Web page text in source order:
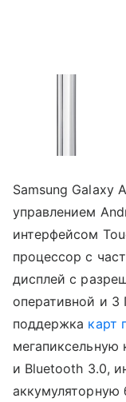
Samsung Galaxy
управлением
интерфейсом
процессор с
дисплей с
оперативной и 3
поддержка карт
мегапиксельную
и Bluetooth 3.0,